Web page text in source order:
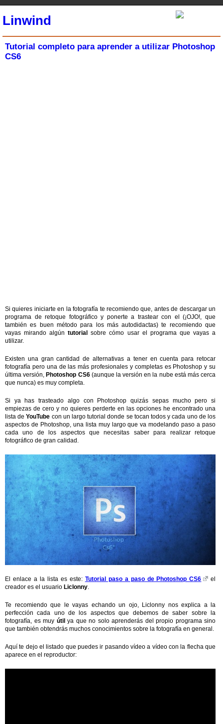
Linwind
Tutorial completo para aprender a utilizar Photoshop
CS6
Si quieres iniciarte en la fotografía te recomiendo que, antes de descargar un
programa de retoque fotográfico y ponerte a trastear con el (¡OJO!, que
también es buen método para los más autodidactas) te recomiendo que
vayas mirando algúntutorial
sobre cómo usar el programa que vayas a
utilizar.
Existen una gran cantidad de alternativas a tener en cuenta para retocar
fotografía pero una de las más profesionales y completas es Photoshop y su
última versión, Photoshop CS6(aunque la versión en la nube está más cerca
que nunca) es muy completa.
Si ya has trasteado algo con Photoshop quizás sepas mucho pero si
empiezas de cero y no quieres perderte en las opciones he encontrado una
lista deYouTube con un largo tutorial donde se tocan todos y cada uno de los
aspectos de Photoshop, una lista muy largo que va modelando paso a paso
cada uno de los aspectos que necesitas saber para realizar retoque
fotográfico de gran calidad.
El enlace a la lista es este: Tutorial paso a paso de Photoshop CS6
el
creador es el usuario Liclonny
Te recomiendo que le vayas echando un ojo, Liclonny nos explica a la
perfección cada uno de los aspectos que debemos de saber sobre la
fotografía, es muy útilya que no solo aprenderás del propio programa sino
que también obtendrás muchos conocimientos sobre la fotografía en general.
Aquí te dejo el listado que puedes ir pasando vídeo a vídeo con la flecha que
aparece en el reproductor: